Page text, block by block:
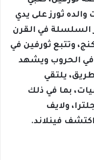
ثورز على يدي
السلسلة في القرن
وتتبع ثورفين في
في الحروب ويشهد
يلتقي
بما في ذلك
ولايف
فينلاند.